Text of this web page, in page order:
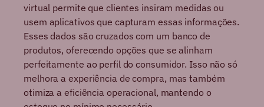
virtual permite que clientes insiram medidas ou
usem aplicativos que capturam essas informações.
Esses dados são cruzados com um banco de
produtos, oferecendo opções que se alinham
perfeitamente ao perfil do consumidor. Isso não só
melhora a experiência de compra, mas também
otimiza a eficiência operacional, mantendo o